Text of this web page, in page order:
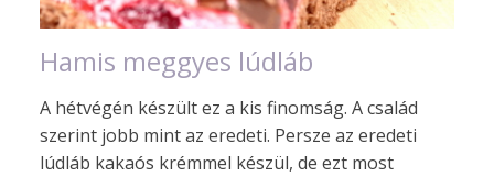
Hamis meggyes lúdláb
A hétvégén készült ez a kis finomság. A család
szerint jobb mint az eredeti. Persze az eredeti
lúdláb kakaós krémmel készül, de ezt most